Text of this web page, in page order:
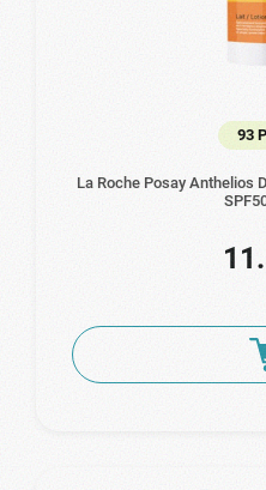
93
La Roche Posay Anthelios